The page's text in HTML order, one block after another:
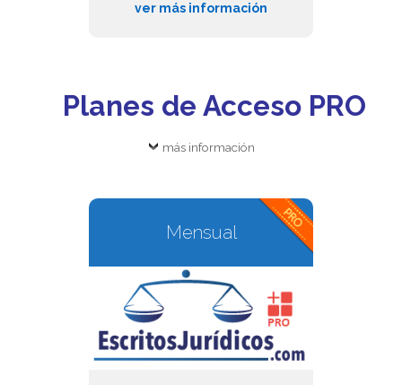
ver más información
Planes de Acceso PRO
más información
Mensual